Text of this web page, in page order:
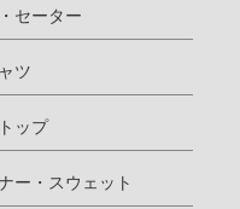
セーター
ツ
ップ
ー・スウェット